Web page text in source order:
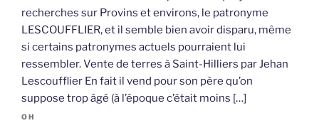
recherches sur Provins et environs, le patronyme
LESCOUFFLIER, et il semble bien avoir disparu, même
si certains patronymes actuels pourraient lui
ressembler. Vente de terres à Saint-Hilliers par Jehan
Lescoufflier En fait il vend pour son père qu’on
suppose trop âgé (à l’époque c’était moins […]
OH